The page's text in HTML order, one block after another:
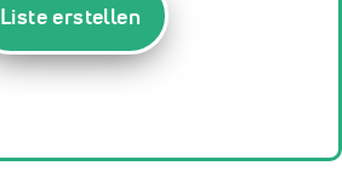
Liste erstellen